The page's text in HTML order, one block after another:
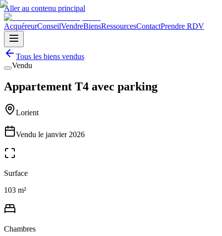
Aller au contenu principal
AcquéreurConseilVendreBiensRessourcesContactPrendre RDV
Tous les biens vendus
Vendu
Appartement T4 avec parking
Lorient
Vendu le janvier 2026
Surface
103 m²
Chambres